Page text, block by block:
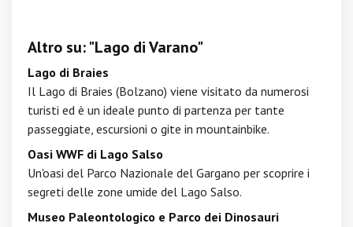
Altro su: "Lago di Varano"
Lago di Braies
Il Lago di Braies (Bolzano) viene visitato da numerosi
turisti ed è un ideale punto di partenza per tante
passeggiate, escursioni o gite in mountainbike.
Oasi WWF di Lago Salso
Un'oasi del Parco Nazionale del Gargano per scoprire i
segreti delle zone umide del Lago Salso.
Museo Paleontologico e Parco dei Dinosauri